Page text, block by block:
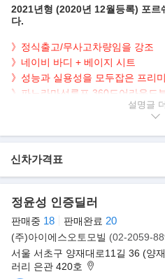
2021년형 (2020년 12월등록) 포르
다.
》정식출고/무사고차량임을 강조
》네이비 바디 + 베이지 시트
》성능과 실용성을 모두잡은 프리
》파노라마선루프,360도어라운드
》100%현금차량 (할부 or 리스 맞
》export available / tax 100% /
▶본 차량상태..
- 정식출고
- 120,000km 실주행
- 깔끔하게 관리된 실내/외
- 스포츠카 DNA를 가진 SUV
▶판매자의 한마디
설명글
신차가격표
정윤성 인증딜러
판매중 18 판매완료 20
(주)아이에스오토모빌 (02-2059-
서울 서초구 양재대로11길 36 (양
러리 은관 420호